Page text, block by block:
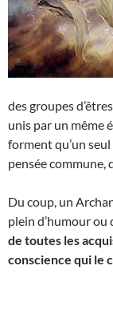
des groupes
unis par un même
forment qu’un
pensée commune,
Du coup, un
plein d’humour ou
de toutes les
conscience qui le